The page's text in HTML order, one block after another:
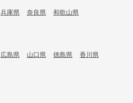
兵庫県 奈良県 和歌山県
広島県 山口県 徳島県 香川県